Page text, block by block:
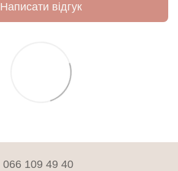
Написати відгук
066 109 49 40